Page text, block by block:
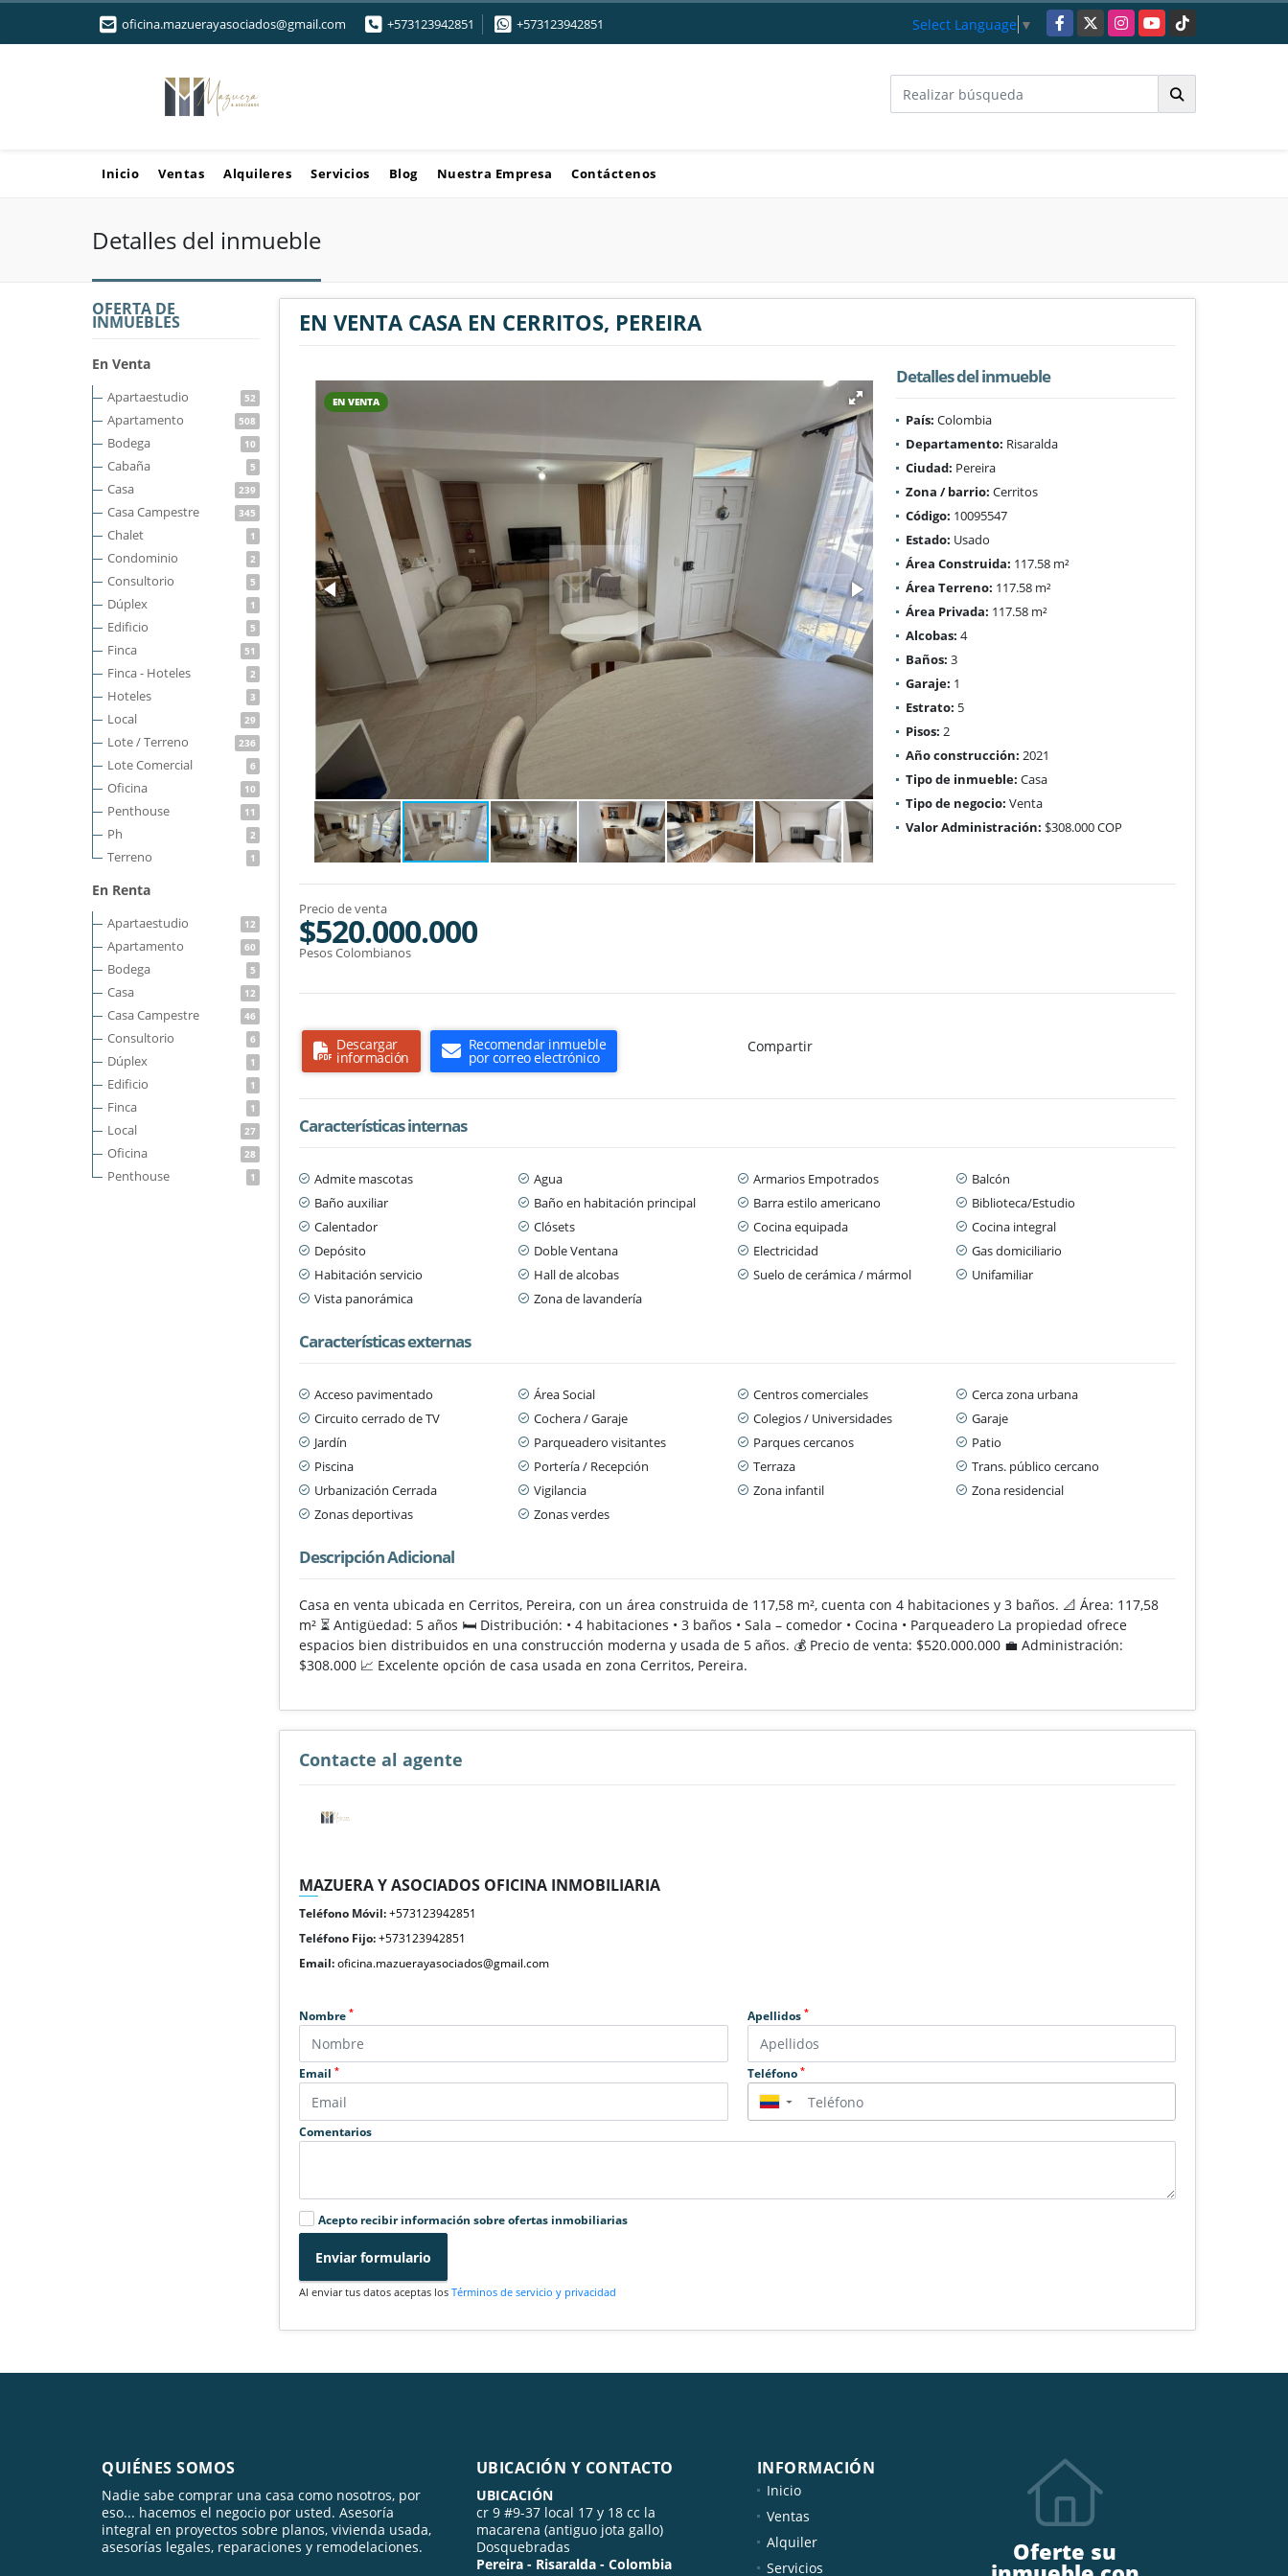
oficina.mazuerayasociados@gmail.com +573123942851 +573123942851 Select Language ▼ Facebook
X InstagramYouTubeTikTok
Inicio Ventas Alquileres Servicios Blog Nuestra Empresa Contáctenos
Detalles del inmueble
OFERTA DE
INMUEBLES
En Venta
Apartaestudio 52
Apartamento 508
Bodega 10
Cabaña 5
Casa 239
Casa Campestre 345
Chalet 1
Condominio 2
Consultorio 5
Dúplex 1
Edificio 5
Finca 51
Finca - Hoteles 2
Hoteles 3
Local 29
Lote / Terreno 236
Lote Comercial 6
Oficina 10
Penthouse 11
Ph 2
Terreno 1
En Renta
Apartaestudio 12
Apartamento 60
Bodega 5
Casa 12
Casa Campestre 46
Consultorio 6
Dúplex 1
Edificio 1
Finca 1
Local 27
Oficina 28
Penthouse 1
EN VENTA CASA EN CERRITOS, PEREIRA
EN VENTA
Detalles del inmueble
País: Colombia
Departamento: Risaralda
Ciudad: Pereira
Zona / barrio: Cerritos
Código: 10095547
Estado: Usado
Área Construida: 117.58 m²
Área Terreno: 117.58 m²
Área Privada: 117.58 m²
Alcobas: 4
Baños: 3
Garaje: 1
Estrato: 5
Pisos: 2
Año construcción: 2021
Tipo de inmueble: Casa
Tipo de negocio: Venta
Valor Administración: $308.000 COP
Precio de venta
$520.000.000
Pesos Colombianos
Descargar
información
Recomendar inmueble
por correo electrónico
Compartir
Características internas
Admite mascotas Agua Armarios Empotrados
Balcón
Baño auxiliar
Baño en habitación principal Barra estilo americano
Biblioteca/Estudio
Calentador
Clósets Cocina equipada
Cocina integral
Depósito
Doble Ventana Electricidad
Gas domiciliario
Habitación servicio
Hall de alcobas Suelo de cerámica / mármol
Unifamiliar
Vista panorámica
Zona de lavandería
Características externas
Acceso pavimentado Área Social Centros comerciales
Cerca zona urbana
Circuito cerrado de TV
Cochera / Garaje Colegios / Universidades
Garaje
Jardín
Parqueadero visitantes Parques cercanos
Patio
Piscina
Portería / Recepción Terraza
Trans. público cercano
Urbanización Cerrada
Vigilancia Zona infantil
Zona residencial
Zonas deportivas
Zonas verdes
Descripción Adicional
Casa en venta ubicada en Cerritos, Pereira, con un área construida de 117,58 m², cuenta con 4 habitaciones y 3 baños. 📐 Área: 117,58
m² ⏳ Antigüedad: 5 años 🛏️ Distribución: • 4 habitaciones • 3 baños • Sala – comedor • Cocina • Parqueadero La propiedad ofrece
espacios bien distribuidos en una construcción moderna y usada de 5 años. 💰 Precio de venta: $520.000.000 💼 Administración:
$308.000 📈 Excelente opción de casa usada en zona Cerritos, Pereira.
Contacte al agente
MAZUERA Y ASOCIADOS OFICINA INMOBILIARIA
Teléfono Móvil:+573123942851
Teléfono Fijo:+573123942851
Email:oficina.mazuerayasociados@gmail.com
Nombre* Apellidos *
Email* Teléfono *
▼
Comentarios
Acepto recibir información sobre ofertas inmobiliarias
Enviar formulario
Al enviar tus datos aceptas losTérminos de servicio y privacidad
QUIÉNES SOMOS
Nadie sabe comprar una casa como nosotros, por
eso... hacemos el negocio por usted. Asesoría
integral en proyectos sobre planos, vivienda usada,
asesorías legales, reparaciones y remodelaciones.
UBICACIÓN Y CONTACTO
UBICACIÓN
cr 9 #9-37 local 17 y 18 cc la
macarena (antiguo jota gallo)
Dosquebradas
Pereira - Risaralda - Colombia
INFORMACIÓN
Inicio
Ventas
Alquiler
Servicios
Oferte su